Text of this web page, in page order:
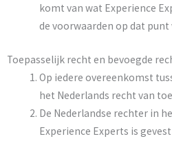
komt van wat Experience
de voorwaarden op dat punt
Toepasselijk recht en bevoegde
Op iedere overeenkomst
het Nederlands recht van
De Nederlandse rechter in
Experience Experts is